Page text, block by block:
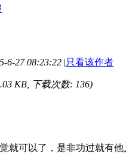
6-27 08:23:22 |只看该作者
KB, 下载次数: 136)
就可以了，是非功过就有